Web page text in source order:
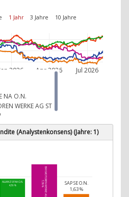
1 Jahr 3 Jahre 10 Jahre
Jan 2026 Apr 2026 Jul 2026
NA O.N.
WERKE AG ST
(Analystenkonsens) (Jahre: 1)
ALLIANZ SE NA O.N.
4,59 % BAY.MOTOREN WERKE AG ST
7,36 % SAP SE O.N.
1,63 %